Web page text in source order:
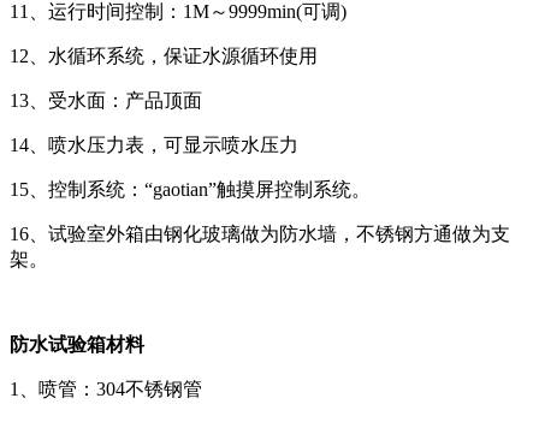
11、运行时间控制：1M～9999min(可调)
12、水循环系统，保证水源循环使用
13、受水面：产品顶面
14、喷水压力表，可显示喷水压力
15、控制系统：“gaotian”触摸屏控制系统。
16、试验室外箱由钢化玻璃做为防水墙，不锈钢方通做为支
架。
防水试验箱材料
1、喷管：304不锈钢管